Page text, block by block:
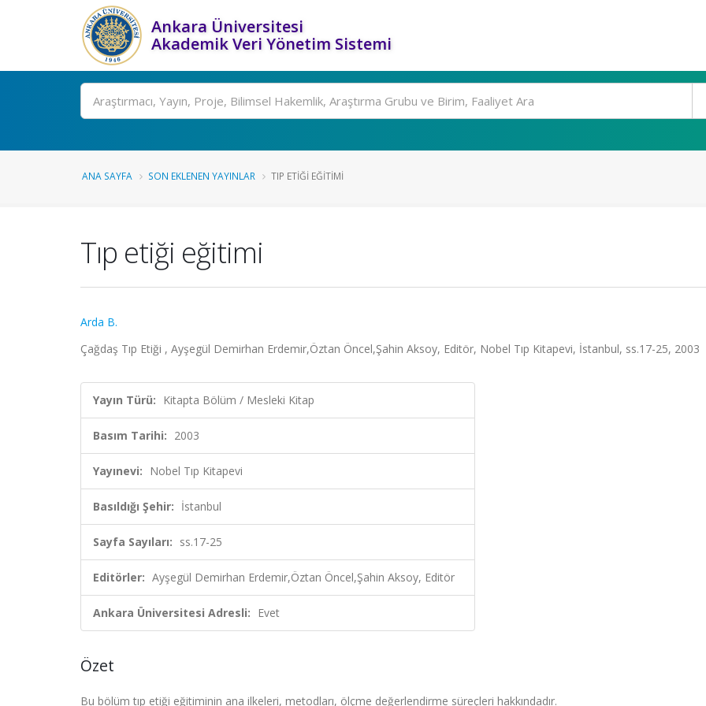
Ankara Üniversitesi
Akademik Veri Yönetim Sistemi
Ara
ANA SAYFA SON EKLENEN YAYINLAR TIP ETIĞI EĞITIMI
Tıp etiği eğitimi
Arda B.
Çağdaş Tıp Etiği , Ayşegül Demirhan Erdemir,Öztan Öncel,Şahin Aksoy, Editör, Nobel Tıp Kitapevi, İstanbul, ss.17-25, 2003
Yayın Türü: Kitapta Bölüm / Mesleki Kitap
Basım Tarihi: 2003
Yayınevi: Nobel Tıp Kitapevi
Basıldığı Şehir: İstanbul
Sayfa Sayıları: ss.17-25
Editörler: Ayşegül Demirhan Erdemir,Öztan Öncel,Şahin Aksoy, Editör
Ankara Üniversitesi Adresli: Evet
Özet
Bu bölüm tıp etiği eğitiminin ana ilkeleri, metodları, ölçme değerlendirme süreçleri hakkındadır.